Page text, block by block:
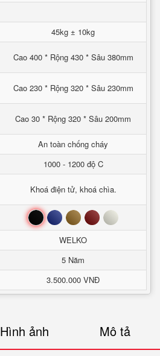
45kg ± 10kg
Cao 400 * Rộng 430 * Sâu 380mm
Cao 230 * Rộng 320 * Sâu 230mm
Cao 30 * Rộng 320 * Sâu 200mm
An toàn chống cháy
1000 - 1200 độ C
Khoá điện tử, khoá chìa.
Đen Xanh Nâu Đỏ Trắng
WELKO
5 Năm
3.500.000 VNĐ
Hình ảnh Mô tả